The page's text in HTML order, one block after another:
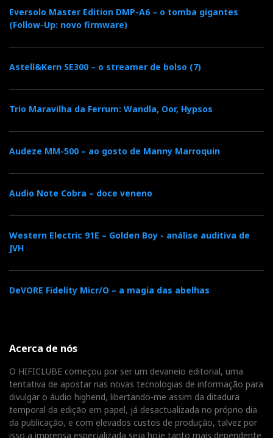
Eversolo Master Edition DMP-A6 – o tomba gigantes
(Follow-Up: novo firmware)
Astell&Kern SE300 – o streamer de bolso (7)
Trio Maravilha da Ferrum: Wandla, Oor, Hypsos
Audeze MM-500 – ao gosto de Manny Marroquin
Audio Note Cobra – doce veneno
Western Electric 91E – Golden Boy - análise auditiva de
JVH
DeVORE Fidelity Micr/O – a magia das abelhas
Acerca de nós
O HIFICLUBE começou por ser um devaneio editorial, uma
tentativa de apostar nas novas tecnologias de informação para
divulgar o áudio highend, libertando-me assim da ditadura
temporal da edição em papel, já desactualizada no próprio dia
da publicação, e com elevados custos de produção, talvez por
isso a imprensa especializada seja hoje tanto mais dependente